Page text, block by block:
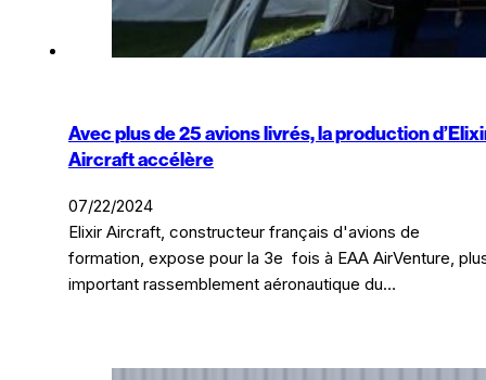
Avec plus de 25 avions livrés, la production
Aircraft accélère
07/22/2024
Elixir Aircraft, constructeur français d'avions de
formation, expose pour la 3e fois à EAA AirVenture,
important rassemblement aéronautique du…